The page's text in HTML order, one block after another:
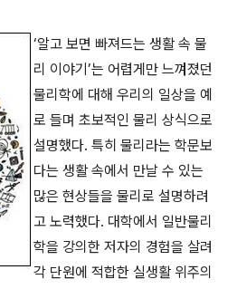
‘알고 보면 빠져드는 생활 속 물
리 이야기’는 어렵게만 느껴졌던
물리학에 대해 우리의 일상을 예
로 들며 초보적인 물리 상식으로
설명했다. 특히 물리라는 학문보
다는 생활 속에서 만날 수 있는
많은 현상들을 물리로 설명하려
고 노력했다. 대학에서 일반물리
학을 강의한 저자의 경험을 살려
각 단원에 적합한 실생활 위주의